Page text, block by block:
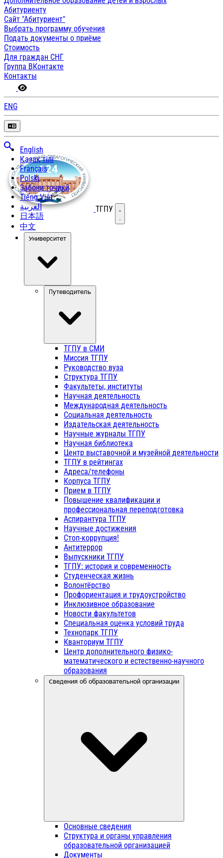
Абитуриенту
Сайт "Абитуриент"
Выбрать программу обучения
Подать документы о приёме
Стоимость
Для граждан СНГ
Группа ВКонтакте
Контакты
ENG
English
Қазақ тілі
Français
Polski
Забони тоҷикӣ
Tiếng Việt
العربية
日本語
中文
ТГПУ Открыть меню
Университет
Путеводитель
ТГПУ в СМИ
Миссия ТГПУ
Руководство вуза
Структура ТГПУ
Факультеты, институты
Научная деятельность
Международная деятельность
Социальная деятельность
Издательская деятельность
Научные журналы ТГПУ
Научная библиотека
Центр выставочной и музейной деятельности
ТГПУ в рейтингах
Адреса/телефоны
Корпуса ТГПУ
Прием в ТГПУ
Повышение квалификации и
профессиональная переподготовка
Аспирантура ТГПУ
Научные достижения
Стоп-коррупция!
Антитеррор
Выпускники ТГПУ
ТГПУ: история и современность
Студенческая жизнь
Волонтёрство
Профориентация и трудоустройство
Инклюзивное образование
Новости факультетов
Специальная оценка условий труда
Технопарк ТГПУ
Кванториум ТГПУ
Центр дополнительного физико-
математического и естественно-научного
образования
Сведения об образовательной организации
Основные сведения
Структура и органы управления
образовательной организацией
Документы